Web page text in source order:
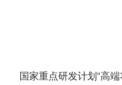
国家重点研发计划“高